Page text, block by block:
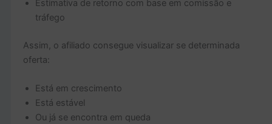
Estimativa de retorno com base em comissão e
tráfego
Assim, o afiliado consegue visualizar se determinada
oferta:
Está em crescimento
Está estável
Ou já se encontra em queda